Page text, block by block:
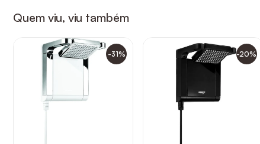
Quem viu, viu também
-31% -20%